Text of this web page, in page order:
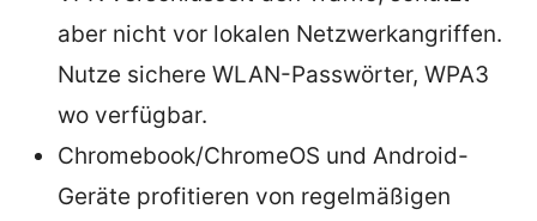
aber nicht vor lokalen Netzwerkangriffen.
Nutze sichere WLAN-Passwörter, WPA3
wo verfügbar.
Chromebook/ChromeOS und Android-
Geräte profitieren von regelmäßigen